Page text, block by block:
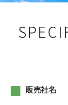
販売社名